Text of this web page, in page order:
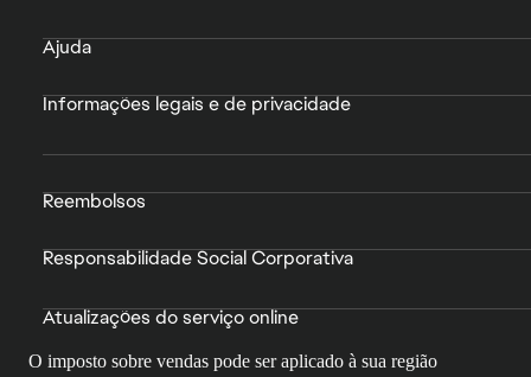
Ajuda
Informações legais e de privacidade
Reembolsos
Responsabilidade Social Corporativa
Atualizações do serviço online
O imposto sobre vendas pode ser aplicado à sua região